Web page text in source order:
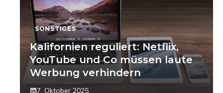
SONSTIGES
Kalifornien reguliert: Netflix,
YouTube und Co müssen laute
Werbung verhindern
7. Oktober 2025